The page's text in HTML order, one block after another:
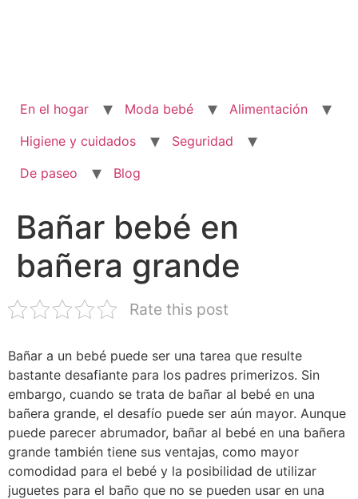
En el hogar Moda bebé
Alimentación
Higiene y cuidados
Seguridad
De paseo
Blog
Bañar bebé en
bañera grande
Rate this post
Bañar a un bebé puede ser una tarea que resulte
bastante desafiante para los padres primerizos. Sin
embargo, cuando se trata de bañar al bebé en una
bañera grande, el desafío puede ser aún mayor. Aunque
puede parecer abrumador, bañar al bebé en una bañera
grande también tiene sus ventajas, como mayor
comodidad para el bebé y la posibilidad de utilizar
juguetes para el baño que no se pueden usar en una